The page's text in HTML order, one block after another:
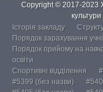
Copyright © 2017-2023
Історія закладу
Порядок зарахування
Порядок прийому на
освіти
Спортивні відділення
#5399 (без назви)